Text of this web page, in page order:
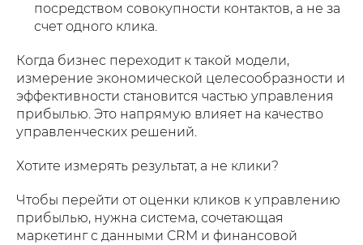
посредством совокупности контактов, а не за
счет одного клика.
Когда бизнес переходит к такой модели,
измерение экономической целесообразности и
эффективности становится частью управления
прибылью. Это напрямую влияет на качество
управленческих решений.
Хотите измерять результат, а не клики?
Чтобы перейти от оценки кликов к управлению
прибылью, нужна система, сочетающая
маркетинг с данными CRM и финансовой